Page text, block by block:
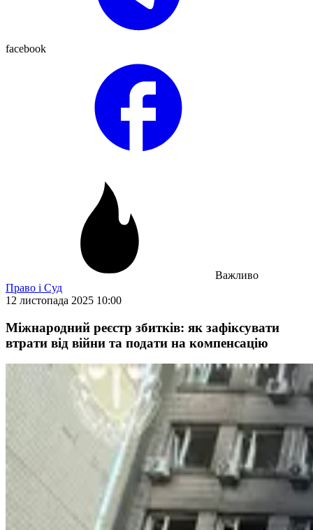
facebook
Важливо
Право і Суд
12 листопада 2025 10:00
Міжнародний реєстр збитків: як зафіксувати
втрати від війни та подати на компенсацію